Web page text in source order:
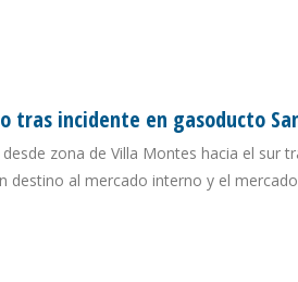
tras incidente en gasoducto
zona de Villa Montes hacia el sur
destino al mercado interno y el